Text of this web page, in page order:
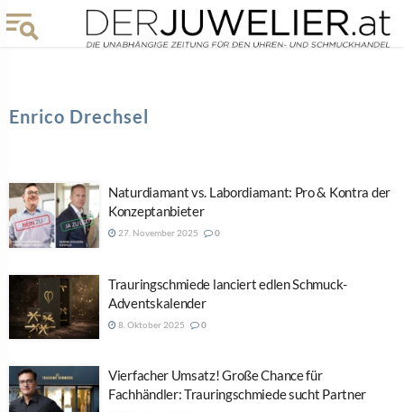
Enrico Drechsel
Naturdiamant vs. Labordiamant: Pro & Kontra der
Konzeptanbieter
27. November 2025 0
Trauringschmiede lanciert edlen Schmuck-
Adventskalender
8. Oktober 2025 0
Vierfacher Umsatz! Große Chance für
Fachhändler: Trauringschmiede sucht Partner